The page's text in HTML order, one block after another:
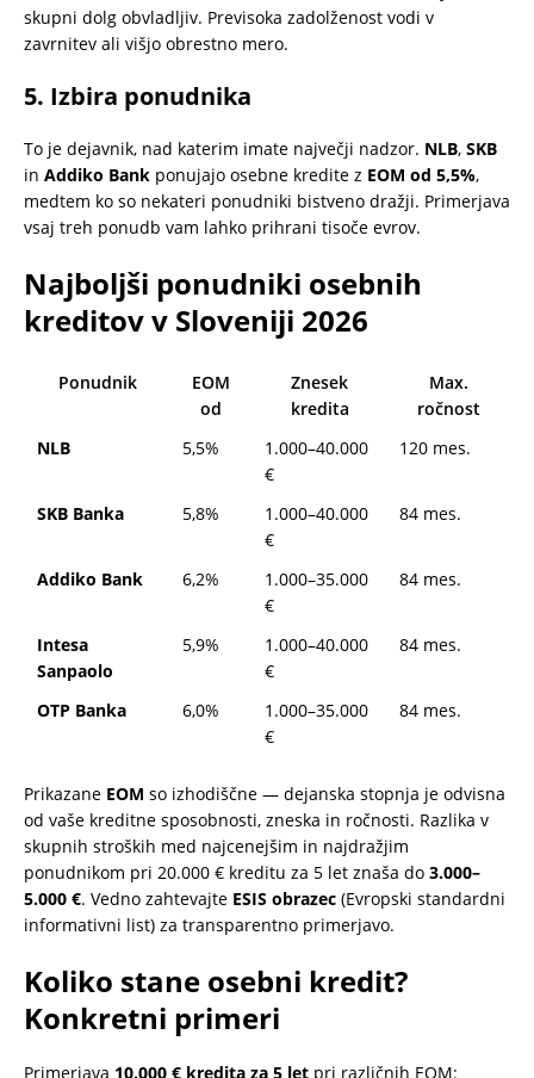
skupni dolg obvladljiv. Previsoka zadolženost vodi v
zavrnitev ali višjo obrestno mero.
5. Izbira ponudnika
To je dejavnik, nad katerim imate največji nadzor. NLB, SKB
in Addiko Bank ponujajo osebne kredite z EOM od 5,5%,
medtem ko so nekateri ponudniki bistveno dražji. Primerjava
vsaj treh ponudb vam lahko prihrani tisoče evrov.
Najboljši ponudniki osebnih
kreditov v Sloveniji 2026
Ponudnik
EOM
od
Znesek
kredita
Max.
ročnost
NLB
5,5%
1.000–40.000
€
120 mes.
SKB Banka 5,8%
1.000–40.000
€
84 mes.
Addiko Bank 6,2%
1.000–35.000
€
84 mes.
Intesa
Sanpaolo
5,9%
1.000–40.000
€
84 mes.
OTP Banka 6,0%
1.000–35.000
€
84 mes.
Prikazane EOM so izhodiščne — dejanska stopnja je odvisna
od vaše kreditne sposobnosti, zneska in ročnosti. Razlika v
skupnih stroških med najcenejšim in najdražjim
ponudnikom pri 20.000 € kreditu za 5 let znaša do 3.000–
5.000 €. Vedno zahtevajte ESIS obrazec (Evropski standardni
informativni list) za transparentno primerjavo.
Koliko stane osebni kredit?
Konkretni primeri
Primerjava 10.000 € kredita za 5 let pri različnih EOM: